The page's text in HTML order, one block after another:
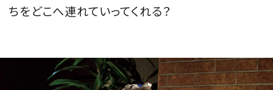
ちをどこへ連れていってくれる？